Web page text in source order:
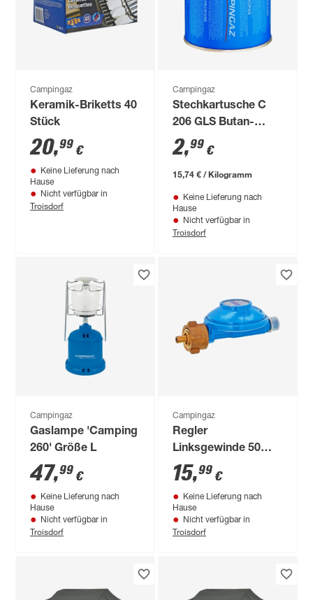
Campingaz
Keramik-Briketts 40
Stück
20,99 €
Keine Lieferung nach
Hause
Nicht verfügbar in
Troisdorf
Campingaz
Stechkartusche C
206 GLS Butan-
Propan-Gasgemisch
2,99 €
15,74 € / Kilogramm
Keine Lieferung nach
Hause
Nicht verfügbar in
Troisdorf
Campingaz
Gaslampe 'Camping
260' Größe L
47,99 €
Keine Lieferung nach
Hause
Nicht verfügbar in
Troisdorf
Campingaz
Regler
Linksgewinde 50
mbar 1/4"
15,99 €
Keine Lieferung nach
Hause
Nicht verfügbar in
Troisdorf